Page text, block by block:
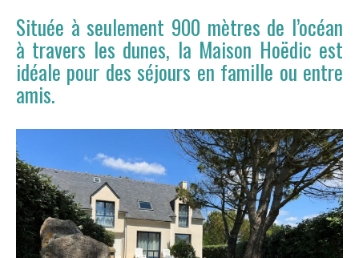
Située à seulement 900 mètres de l’océan
à travers les dunes, la Maison Hoëdic est
idéale pour des séjours en famille ou entre
amis.